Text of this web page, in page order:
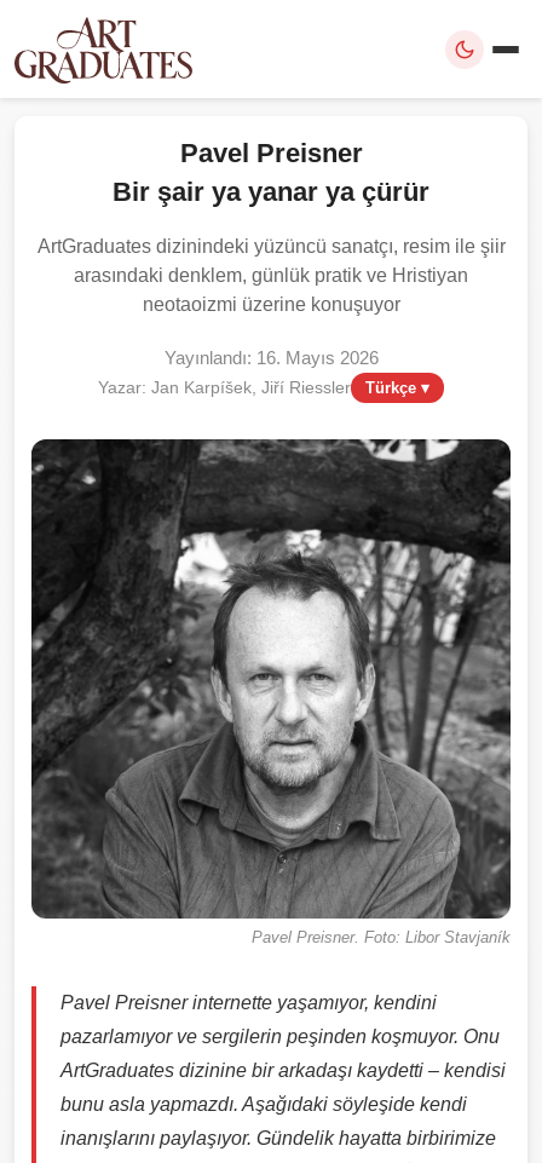
Pavel Preisner
Bir şair ya yanar ya çürür
ArtGraduates dizinindeki yüzüncü sanatçı, resim ile şiir
arasındaki denklem, günlük pratik ve Hristiyan
neotaoizmi üzerine konuşuyor
Yayınlandı: 16. Mayıs 2026
Yazar: Jan Karpíšek, Jiří Riessler Türkçe ▾
Pavel Preisner. Foto: Libor Stavjaník
Pavel Preisner internette yaşamıyor, kendini
pazarlamıyor ve sergilerin peşinden koşmuyor. Onu
ArtGraduates dizinine bir arkadaşı kaydetti – kendisi
bunu asla yapmazdı. Aşağıdaki söyleşide kendi
inanışlarını paylaşıyor. Gündelik hayatta birbirimize